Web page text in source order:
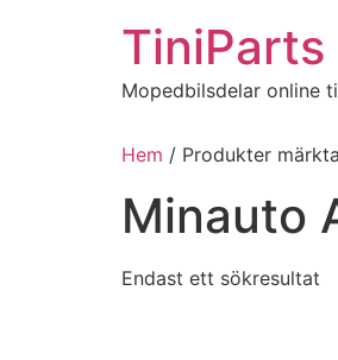
Mopedbilsdelar online
Hem / Produkter
Minauto
Endast ett sökresultat